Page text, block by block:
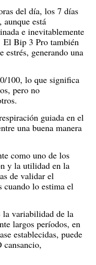
del día, los 7 días
aunque está
e inevitablemente
El Bip 3 Pro también
generando una
100, lo que significa
pero no
guiada en el
una buena manera
como uno de los
y la utilidad en la
de validar el
cuando lo estima el
la variabilidad de la
largos períodos, en
establecidas, puede
cansancio,